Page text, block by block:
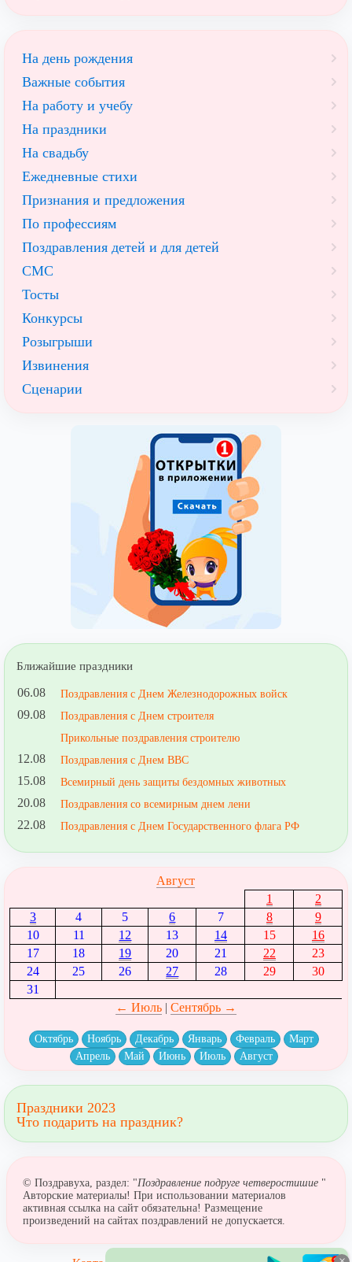
На день рождения
Важные события
На работу и учебу
На праздники
На свадьбу
Ежедневные стихи
Признания и предложения
По профессиям
Поздравления детей и для детей
СМС
Тосты
Конкурсы
Розыгрыши
Извинения
Сценарии
Ближайшие праздники
06.08 Поздравления с Днем Железнодорожных войск
09.08
Поздравления с Днем строителя
Прикольные поздравления строителю
12.08 Поздравления с Днем ВВС
15.08 Всемирный день защиты бездомных животных
20.08 Поздравления со всемирным днем лени
22.08 Поздравления с Днем Государственного флага РФ
Август
1
2
3
4 5 6 7 8
9
10
11 12 13 14 15
16
17
18 19 20 21 22
23
24
25 26 27 28 29
30
31
← Июль| Сентябрь →
Октябрь Ноябрь Декабрь Январь Февраль
Март
Апрель
Май Июнь Июль Август
Праздники 2023
Что подарить на праздник?
© Поздравуха, раздел: "Поздравление подруге четверостишие "
Авторские материалы! При использовании материалов
активная ссылка на сайт обязательна! Размещение
произведений на сайтах поздравлений не допускается.